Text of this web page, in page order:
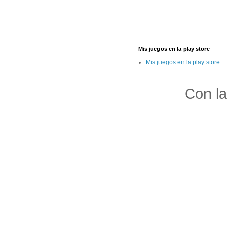
Mis juegos en la play store
Mis juegos en la play store
Con